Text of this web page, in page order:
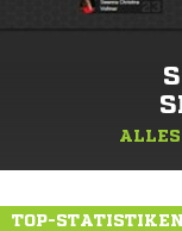
TOP-STATISTIKEN